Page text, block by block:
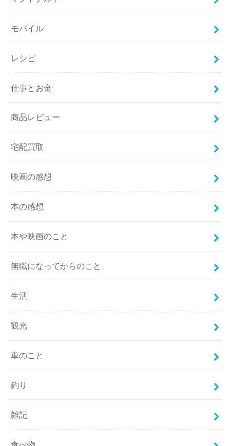
モバイル
レシピ
仕事とお金
商品レビュー
宅配買取
映画の感想
本の感想
本や映画のこと
無職になってからのこと
生活
観光
車のこと
釣り
雑記